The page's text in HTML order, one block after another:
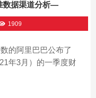
数据渠道分析—
1909
的阿里巴巴公布了
年3月）的一季度财